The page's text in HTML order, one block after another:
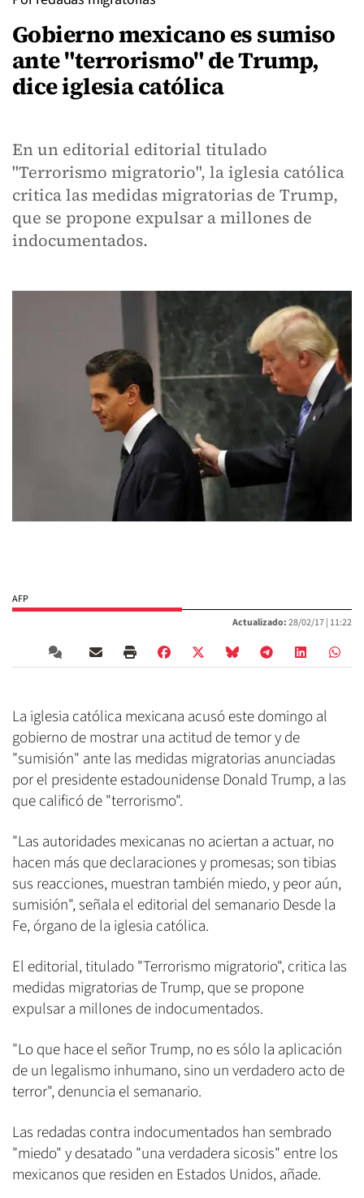
Gobierno mexicano es sumiso
ante "terrorismo" de Trump,
dice iglesia católica
En un editorial editorial titulado
"Terrorismo migratorio", la iglesia católica
critica las medidas migratorias de Trump,
que se propone expulsar a millones de
indocumentados.
AFP
Actualizado:28/02/17 | 11:22
La iglesia católica mexicana acusó este domingo al
gobierno de mostrar una actitud de temor y de
"sumisión" ante las medidas migratorias anunciadas
por el presidente estadounidense Donald Trump, a las
que calificó de "terrorismo".
"Las autoridades mexicanas no aciertan a actuar, no
hacen más que declaraciones y promesas; son tibias
sus reacciones, muestran también miedo, y peor aún,
sumisión", señala el editorial del semanario Desde la
Fe, órgano de la iglesia católica.
El editorial, titulado "Terrorismo migratorio", critica las
medidas migratorias de Trump, que se propone
expulsar a millones de indocumentados.
"Lo que hace el señor Trump, no es sólo la aplicación
de un legalismo inhumano, sino un verdadero acto de
terror", denuncia el semanario.
Las redadas contra indocumentados han sembrado
"miedo" y desatado "una verdadera sicosis" entre los
mexicanos que residen en Estados Unidos, añade.